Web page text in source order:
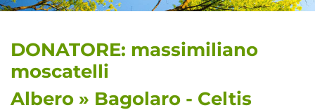
DONATORE: massimiliano
moscatelli
Albero » Bagolaro - Celtis